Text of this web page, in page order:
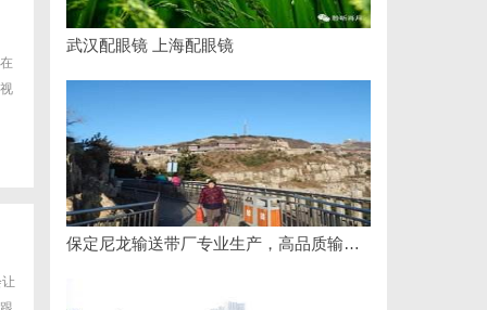
武汉配眼镜 上海配眼镜
保定尼龙输送带厂专业生产，高品质输送解决方案